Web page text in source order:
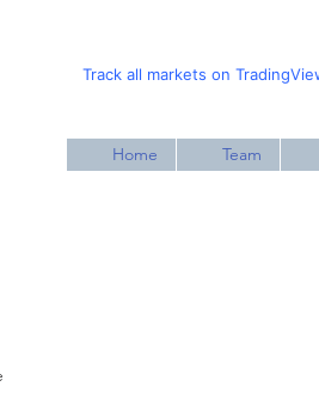
Track all markets on
Home Team